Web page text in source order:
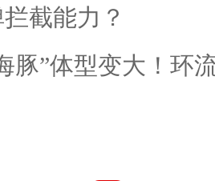
截能力？
豚”体型变大！环